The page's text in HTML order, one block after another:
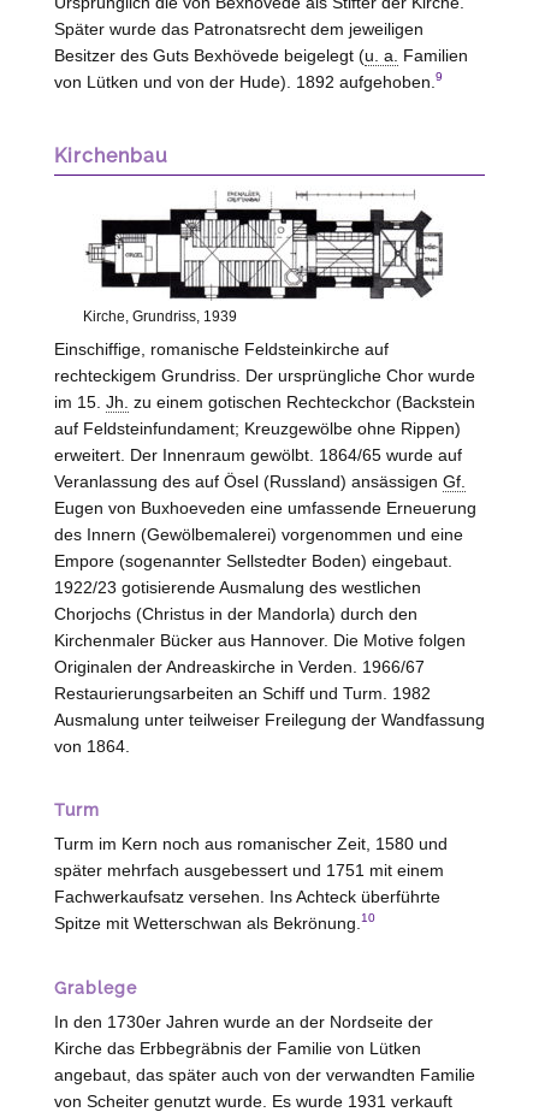
Später wurde das Patronatsrecht dem jeweiligen
Besitzer des Guts Bexhövede beigelegt (u. a.
Familien
von Lütken und von der Hude). 1892 aufgehoben. 9
Kirchenbau
Kirche, Grundriss, 1939
Einschiffige, romanische Feldsteinkirche auf
rechteckigem Grundriss. Der ursprüngliche Chor wurde
im 15. Jh. zu einem gotischen Rechteckchor (Backstein
auf Feldsteinfundament; Kreuzgewölbe ohne Rippen)
erweitert. Der Innenraum gewölbt. 1864/65 wurde auf
Veranlassung des auf Ösel (Russland) ansässigen Gf.
Eugen von Buxhoeveden eine umfassende Erneuerung
des Innern (Gewölbemalerei) vorgenommen und eine
Empore (sogenannter Sellstedter Boden) eingebaut.
1922/23 gotisierende Ausmalung des westlichen
Chorjochs (Christus in der Mandorla) durch den
Kirchenmaler Bücker aus Hannover. Die Motive folgen
Originalen der Andreaskirche in Verden. 1966/67
Restaurierungsarbeiten an Schiff und Turm. 1982
Ausmalung unter teilweiser Freilegung der Wandfassung
von 1864.
Turm
Turm im Kern noch aus romanischer Zeit, 1580 und
später mehrfach ausgebessert und 1751 mit einem
Fachwerkaufsatz versehen. Ins Achteck überführte
Spitze mit Wetterschwan als Bekrönung. 10
Grablege
In den 1730er Jahren wurde an der Nordseite der
Kirche das Erbbegräbnis der Familie von Lütken
angebaut, das später auch von der verwandten Familie
von Scheitergenutzt wurde. Es wurde 1931 verkauft